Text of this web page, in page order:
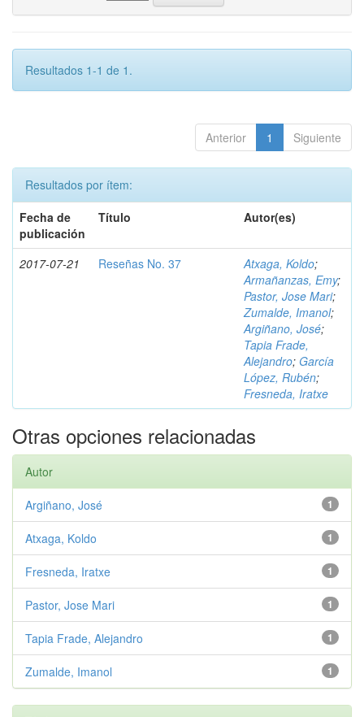
Resultados 1-1 de 1.
Anterior 1 Siguiente
Resultados por ítem:
Fecha de
publicación
Título Autor(es)
2017-07-21 Reseñas No. 37 Atxaga, Koldo;
Armañanzas, Emy;
Pastor, Jose Mari;
Zumalde, Imanol;
Argiñano, José;
Tapia Frade,
Alejandro; García
López, Rubén;
Fresneda, Iratxe
Otras opciones relacionadas
Autor
1
Argiñano, José
1
Atxaga, Koldo
1
Fresneda, Iratxe
1
Pastor, Jose Mari
1
Tapia Frade, Alejandro
1
Zumalde, Imanol